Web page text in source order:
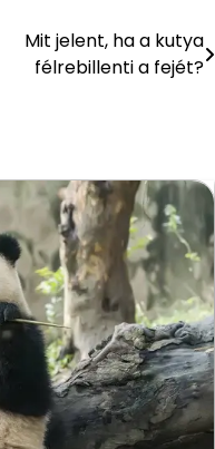
Mit jelent, ha a kutya
félrebillenti a fejét?